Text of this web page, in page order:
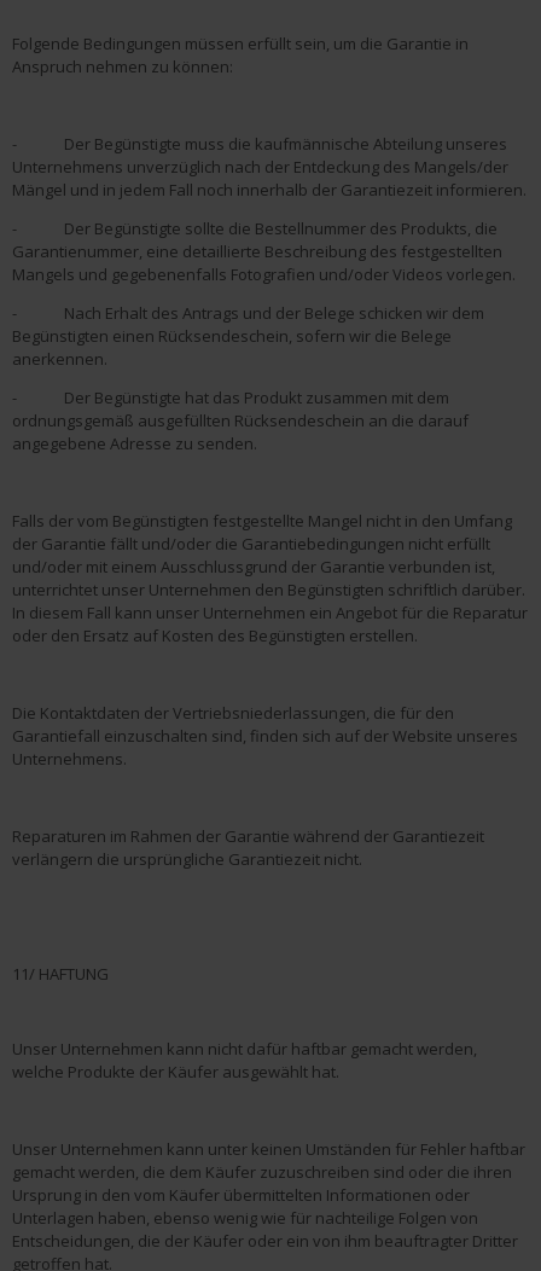
Folgende Bedingungen müssen erfüllt sein, um die Garantie in
Anspruch nehmen zu können:
- Der Begünstigte muss die kaufmännische Abteilung unseres
Unternehmens unverzüglich nach der Entdeckung des Mangels/der
Mängel und in jedem Fall noch innerhalb der Garantiezeit informieren.
- Der Begünstigte sollte die Bestellnummer des Produkts, die
Garantienummer, eine detaillierte Beschreibung des festgestellten
Mangels und gegebenenfalls Fotografien und/oder Videos vorlegen.
- Nach Erhalt des Antrags und der Belege schicken wir dem
Begünstigten einen Rücksendeschein, sofern wir die Belege
anerkennen.
- Der Begünstigte hat das Produkt zusammen mit dem
ordnungsgemäß ausgefüllten Rücksendeschein an die darauf
angegebene Adresse zu senden.
Falls der vom Begünstigten festgestellte Mangel nicht in den Umfang
der Garantie fällt und/oder die Garantiebedingungen nicht erfüllt
und/oder mit einem Ausschlussgrund der Garantie verbunden ist,
unterrichtet unser Unternehmen den Begünstigten schriftlich darüber.
In diesem Fall kann unser Unternehmen ein Angebot für die Reparatur
oder den Ersatz auf Kosten des Begünstigten erstellen.
Die Kontaktdaten der Vertriebsniederlassungen, die für den
Garantiefall einzuschalten sind, finden sich auf der Website unseres
Unternehmens.
Reparaturen im Rahmen der Garantie während der Garantiezeit
verlängern die ursprüngliche Garantiezeit nicht.
11/ HAFTUNG
Unser Unternehmen kann nicht dafür haftbar gemacht werden,
welche Produkte der Käufer ausgewählt hat.
Unser Unternehmen kann unter keinen Umständen für Fehler haftbar
gemacht werden, die dem Käufer zuzuschreiben sind oder die ihren
Ursprung in den vom Käufer übermittelten Informationen oder
Unterlagen haben, ebenso wenig wie für nachteilige Folgen von
Entscheidungen, die der Käufer oder ein von ihm beauftragter Dritter
getroffen hat.